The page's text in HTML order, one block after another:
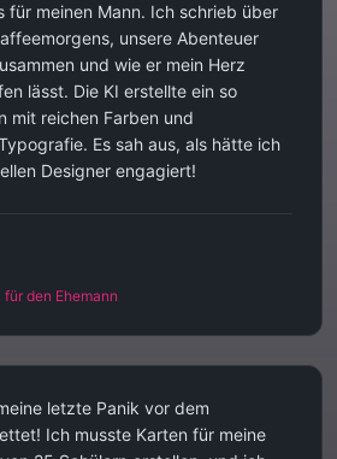
für meinen Mann. Ich schrieb über
unsere Abenteuer
und wie er mein Herz
lässt. Die KI erstellte ein so
mit reichen Farben und
Es sah aus, als hätte ich
Designer engagiert!
den Ehemann
letzte Panik vor dem
Ich musste Karten für meine